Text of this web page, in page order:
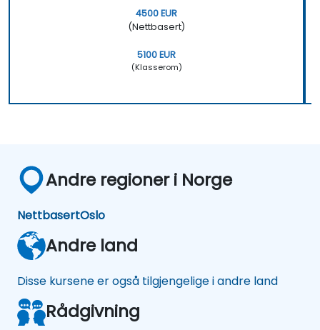
4500 EUR
(Nettbasert)
5100 EUR
(Klasserom)
Andre regioner i Norge
NettbasertOslo
Andre land
Disse kursene er også tilgjengelige i andre land
Rådgivning